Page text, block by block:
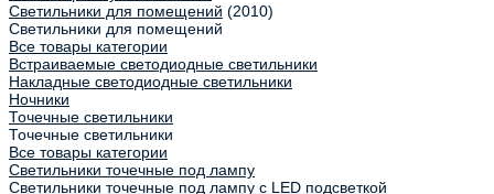
Светильники для помещений (2010)
Светильники для помещений
Все товары категории
Встраиваемые светодиодные светильники
Накладные светодиодные светильники
Ночники
Точечные светильники
Точечные светильники
Все товары категории
Светильники точечные под лампу
Светильники точечные под лампу с LED подсветкой